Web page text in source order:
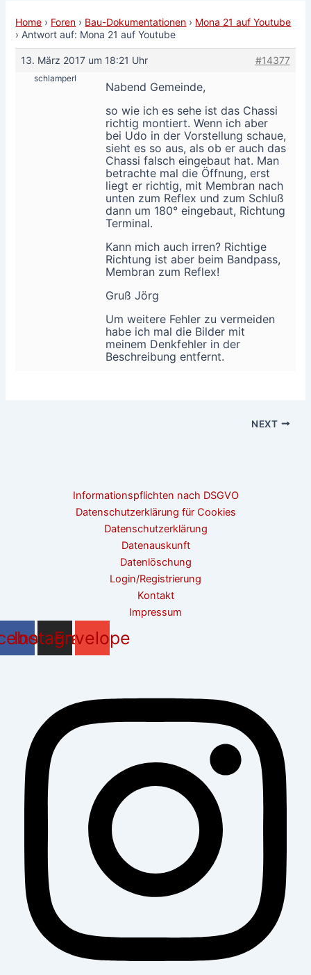
Home › Foren › Bau-Dokumentationen › Mona 21 auf Youtube
› Antwort auf: Mona 21 auf Youtube
13. März 2017 um 18:21 Uhr #14377
schlamperl
Nabend Gemeinde,
so wie ich es sehe ist das Chassi
richtig montiert. Wenn ich aber
bei Udo in der Vorstellung schaue,
sieht es so aus, als ob er auch das
Chassi falsch eingebaut hat. Man
betrachte mal die Öffnung, erst
liegt er richtig, mit Membran nach
unten zum Reflex und zum Schluß
dann um 180° eingebaut, Richtung
Terminal.
Kann mich auch irren? Richtige
Richtung ist aber beim Bandpass,
Membran zum Reflex!
Gruß Jörg
Um weitere Fehler zu vermeiden
habe ich mal die Bilder mit
meinem Denkfehler in der
Beschreibung entfernt.
NEXT
Informationspflichten nach DSGVO
Datenschutzerklärung für Cookies
Datenschutzerklärung
Datenauskunft
Datenlöschung
Login/Registrierung
Kontakt
Impressum
InstagramEnvelope